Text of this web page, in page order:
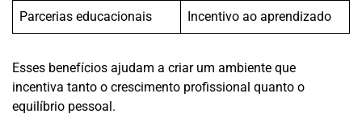
Parcerias educacionais Incentivo ao aprendizado
Esses benefícios ajudam a criar um ambiente que
incentiva tanto o crescimento profissional quanto o
equilíbrio pessoal.